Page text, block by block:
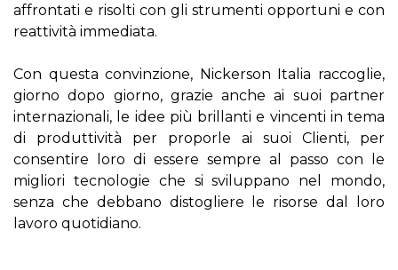
affrontati e risolti con gli strumenti opportuni e con
reattività immediata.
Con questa convinzione, Nickerson Italia raccoglie,
giorno dopo giorno, grazie anche ai suoi partner
internazionali, le idee più brillanti e vincenti in tema
di produttività per proporle ai suoi Clienti, per
consentire loro di essere sempre al passo con le
migliori tecnologie che si sviluppano nel mondo,
senza che debbano distogliere le risorse dal loro
lavoro quotidiano.